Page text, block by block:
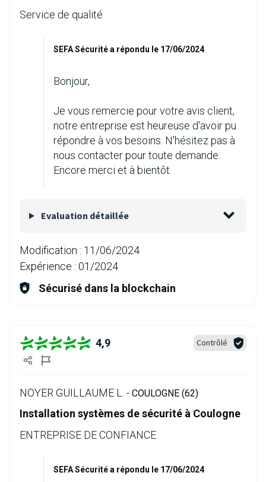
Service de qualité
SEFA Sécurité a répondu le 17/06/2024
Bonjour,
Je vous remercie pour votre avis client,
notre entreprise est heureuse d'avoir pu
répondre à vos besoins. N'hésitez pas à
nous contacter pour toute demande.
Encore merci et à bientôt.
Evaluation détaillée
Modification : 11/06/2024
Expérience : 01/2024
Sécurisé dans la blockchain
4,9 Contrôlé
NOYER GUILLAUME L. - COULOGNE (62)
Installation systèmes de sécurité à Coulogne
ENTREPRISE DE CONFIANCE
SEFA Sécurité a répondu le 17/06/2024